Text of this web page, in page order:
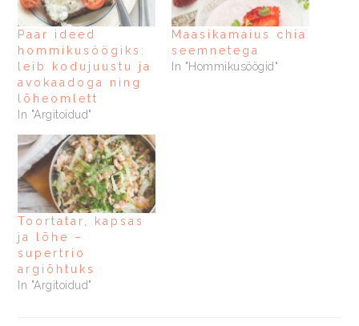
Paar ideed
hommikusöögiks:
leib kodujuustu ja
avokaadoga ning
lõheomlett
In "Argitoidud"
Maasikamaius chia
seemnetega
In "Hommikusöögid"
Toortatar, kapsas
ja lõhe –
supertrio
argiõhtuks
In "Argitoidud"